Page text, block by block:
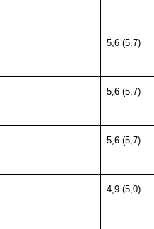
5,6 (5,7)
5,6 (5,7)
5,6 (5,7)
4,9 (5,0)